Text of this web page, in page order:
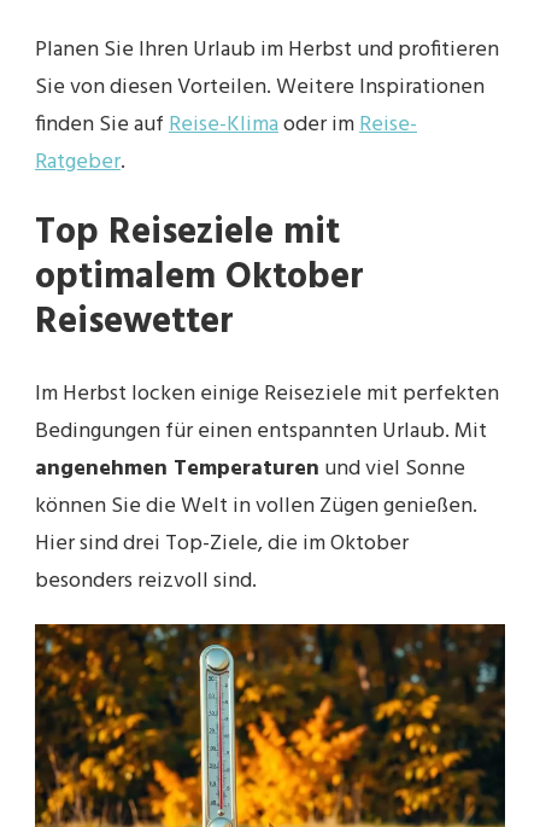
Planen Sie Ihren Urlaub im Herbst und profitieren
Sie von diesen Vorteilen. Weitere Inspirationen
finden Sie aufReise-Klimaoder imReise-
Ratgeber.
Top Reiseziele mit
optimalem Oktober
Reisewetter
Im Herbst locken einige Reiseziele mit perfekten
Bedingungen für einen entspannten Urlaub. Mit
angenehmen Temperaturen und viel Sonne
können Sie die Welt in vollen Zügen genießen.
Hier sind drei Top-Ziele, die im Oktober
besonders reizvoll sind.